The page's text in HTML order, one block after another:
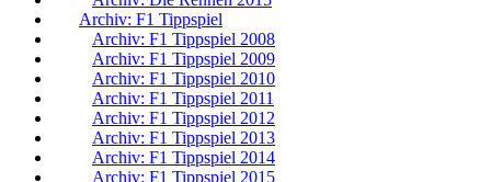
Archiv: F1 Tippspiel
Archiv: F1 Tippspiel 2008
Archiv: F1 Tippspiel 2009
Archiv: F1 Tippspiel 2010
Archiv: F1 Tippspiel 2011
Archiv: F1 Tippspiel 2012
Archiv: F1 Tippspiel 2013
Archiv: F1 Tippspiel 2014
Archiv: F1 Tippspiel 2015